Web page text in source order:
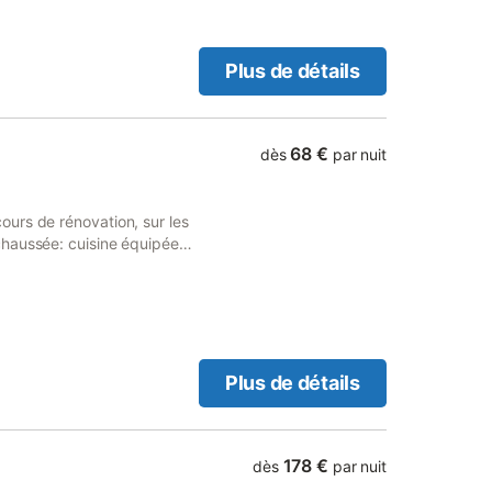
négocié)
Plus de détails
de rénovation, sur les
cuisine équipée
wc. Étage: 2
dès 68 € par nuit
Plus de détails
dès 178 € par nuit